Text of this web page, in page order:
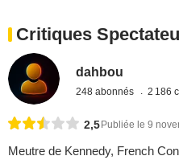
Critiques
dahbou
248 abonnés 2 186
2,5 Publiée le 9
Meutre de Kennedy, French